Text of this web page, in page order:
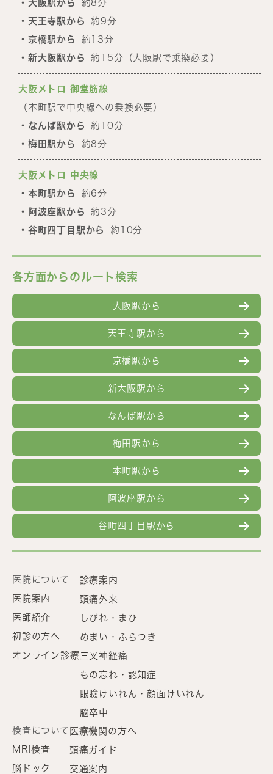
・大阪駅から 約8分
・天王寺駅から約9分
・京橋駅から 約13分
・新大阪駅から約15分（大阪駅で乗換必要）
大阪メトロ 御堂筋線
（本町駅で中央線への乗換必要）
・なんば駅から約10分
・梅田駅から 約8分
大阪メトロ 中央線
・本町駅から 約6分
・阿波座駅から約3分
・谷町四丁目駅から 約10分
各方面からのルート検索
大阪駅から
天王寺駅から
京橋駅から
新大阪駅から
なんば駅から
梅田駅から
本町駅から
阿波座駅から
谷町四丁目駅から
医院について
医院案内
医師紹介
初診の方へ
オンライン診療
診療案内
頭痛外来
しびれ・まひ
めまい・ふらつき
三叉神経痛
もの忘れ・認知症
眼瞼けいれん・顔面けいれん
脳卒中
検査について
MRI検査
脳ドック
医療機関の方へ
頭痛ガイド
交通案内